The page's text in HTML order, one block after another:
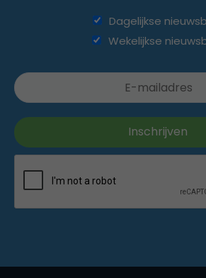
Dagelijkse
Wekelijkse